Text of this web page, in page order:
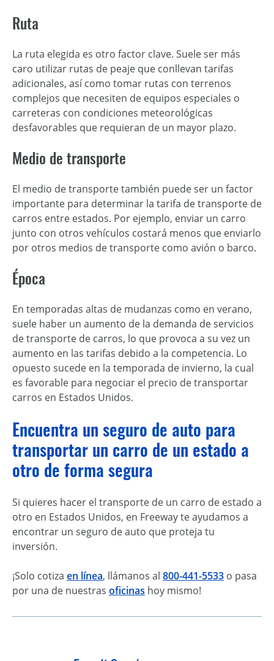
Ruta
La ruta elegida es otro factor clave. Suele ser más
caro utilizar rutas de peaje que conllevan tarifas
adicionales, así como tomar rutas con terrenos
complejos que necesiten de equipos especiales o
carreteras con condiciones meteorológicas
desfavorables que requieran de un mayor plazo.
Medio de transporte
El medio de transporte también puede ser un factor
importante para determinar la tarifa de transporte de
carros entre estados. Por ejemplo, enviar un carro
junto con otros vehículos costará menos que enviarlo
por otros medios de transporte como avión o barco.
Época
En temporadas altas de mudanzas como en verano,
suele haber un aumento de la demanda de servicios
de transporte de carros, lo que provoca a su vez un
aumento en las tarifas debido a la competencia. Lo
opuesto sucede en la temporada de invierno, la cual
es favorable para negociar el precio de transportar
carros en Estados Unidos.
Encuentra un seguro de auto para
transportar un carro de un estado a
otro de forma segura
Si quieres hacer el transporte de un carro de estado a
otro en Estados Unidos, en Freeway te ayudamos a
encontrar un seguro de auto que proteja tu
inversión.
¡Solo cotiza en línea, llámanos al 800-441-5533 o pasa
por una de nuestras oficinas hoy mismo!